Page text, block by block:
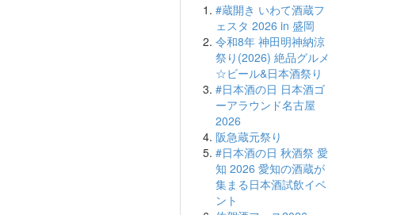
#蔵開き いわて酒蔵フ
ェスタ 2026 in 盛岡
令和8年 神田明神納涼
祭り(2026) 絶品グルメ
☆ビール&日本酒祭り
#日本酒の日 日本酒ゴ
ーアラウンド名古屋
2026
阪急蔵元祭り
#日本酒の日 秋酒祭 愛
知 2026 愛知の酒蔵が
集まる日本酒試飲イベ
ント